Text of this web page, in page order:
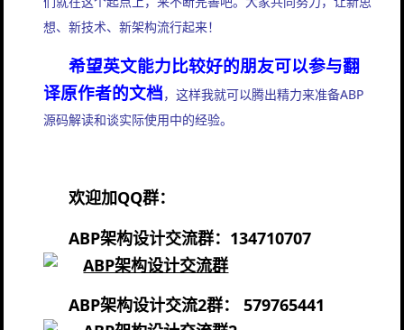
想、新技术、新架构流行起来！
希望英文能力比较好的朋友可以参与翻
译原作者的文档，这样我就可以腾出精力来准备ABP
源码解读和谈实际使用中的经验。
欢迎加QQ群：
ABP架构设计交流群：134710707
ABP架构设计交流2群： 579765441